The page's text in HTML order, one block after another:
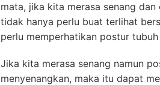
mata, jika kita merasa senang
tidak hanya perlu buat terlihat
perlu memperhatikan postur
Jika kita merasa senang namun
menyenangkan, maka itu dapat